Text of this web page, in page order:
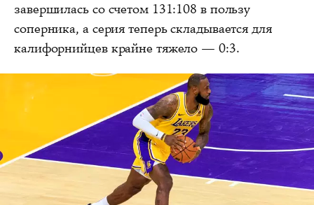
завершилась со счетом 131:108 в пользу
соперника, а серия теперь складывается для
калифорнийцев крайне тяжело — 0:3.